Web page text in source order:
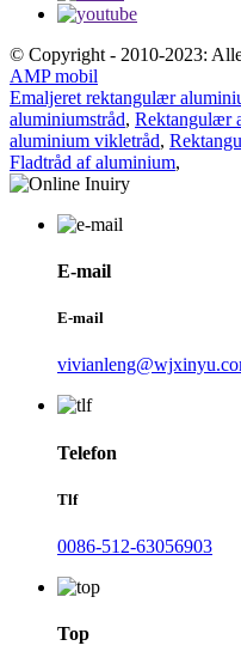
© Copyright - 2010-2023:
AMP mobil
Emaljeret rektangulær
aluminiumstråd, Rektangulær
aluminium vikletråd,
Fladtråd af aluminium,
E-mail
E-mail
Telefon
Tlf
0086-512-63056903
Top